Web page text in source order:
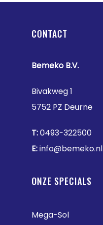
CONTACT
Bemeko B.V.
Bivakweg 1
5752 PZ Deurne
T:0493-322500
E:info@bemeko.nl
ONZE SPECIALS
Mega-Sol